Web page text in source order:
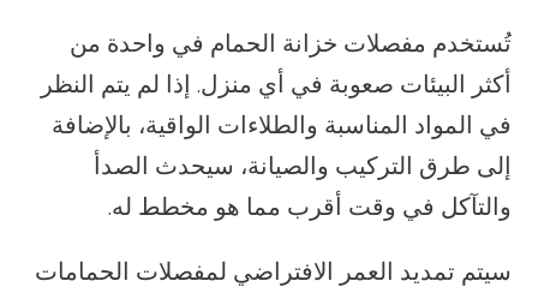
تُستخدم مفصلات خزانة الحمام في واحدة من
أكثر البيئات صعوبة في أي منزل. إذا لم يتم النظر
في المواد المناسبة والطلاءات الواقية، بالإضافة
إلى طرق التركيب والصيانة، سيحدث الصدأ
والتآكل في وقت أقرب مما هو مخطط له.
سيتم تمديد العمر الافتراضي لمفصلات الحمامات